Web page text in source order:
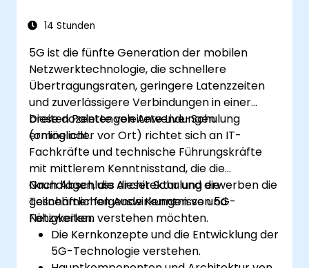
14 Stunden
5G ist die fünfte Generation der mobilen
Netzwerktechnologie, die schnellere
Übertragungsraten, geringere Latenzzeiten
und zuverlässigere Verbindungen in einer
breiten Palette von Anwendungen
ermöglicht.
Diese dozentengeleitete Live-Schulung
(online oder vor Ort) richtet sich an IT-
Fachkräfte und technische Führungskräfte
mit mittlerem Kenntnisstand, die die
Grundlagen, die Architektur und die
geschäftlichen Auswirkungen von 5G-
Netzwerken verstehen möchten.
Nach Abschluss dieser Schulung erwerben die
Teilnehmer folgende Kenntnisse und
Fähigkeiten:
Die Kernkonzepte und die Entwicklung der
5G-Technologie verstehen.